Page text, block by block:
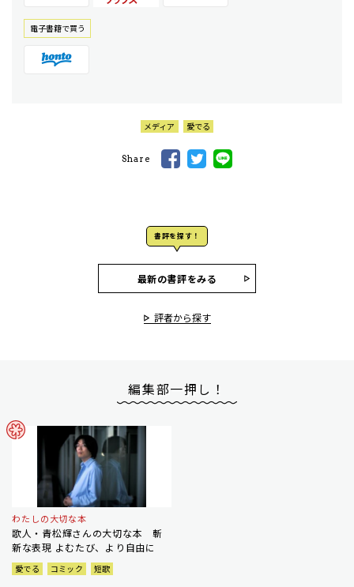
電⼦書籍で買う
メディア 愛でる
Share
書評を探す！
最新の書評をみる
評者から探す
編集部一押し！
わたしの大切な本
歌人・青松輝さんの大切な本 斬
新な表現 よむたび、より自由に
愛でる コミック 短歌